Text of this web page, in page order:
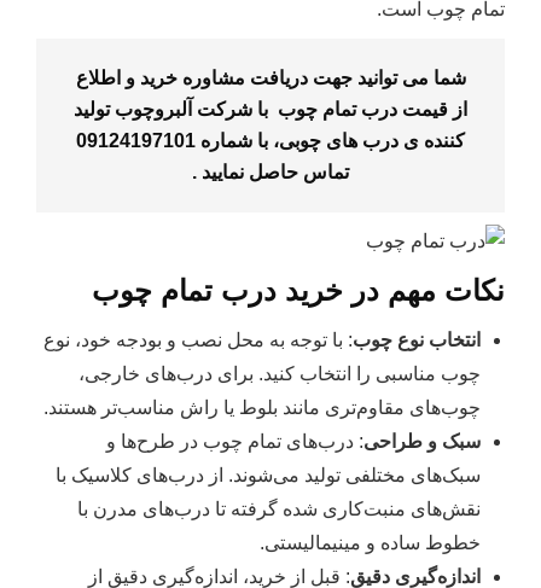
تمام چوب است.
شما می توانید جهت دریافت مشاوره خرید و اطلاع
از قیمت درب تمام چوب با شرکت آلبروچوب تولید
کننده ی درب های چوبی، با شماره 09124197101
تماس حاصل نمایید .
نکات مهم در خرید درب تمام چوب
انتخاب نوع چوب: با توجه به محل نصب و بودجه خود، نوع
چوب مناسبی را انتخاب کنید. برای درب‌های خارجی،
چوب‌های مقاوم‌تری مانند بلوط یا راش مناسب‌تر هستند.
سبک و طراحی: درب‌های تمام چوب در طرح‌ها و
سبک‌های مختلفی تولید می‌شوند. از درب‌های کلاسیک با
نقش‌های منبت‌کاری شده گرفته تا درب‌های مدرن با
خطوط ساده و مینیمالیستی.
اندازه‌گیری دقیق: قبل از خرید، اندازه‌گیری دقیق از